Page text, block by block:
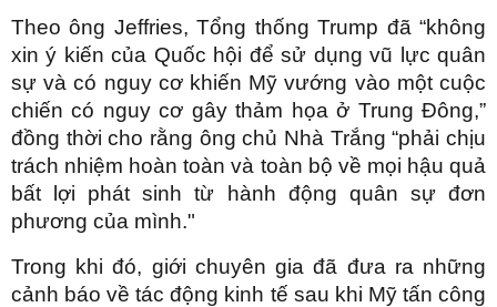
Theo ông Jeffries, Tổng thống Trump đã “không
xin ý kiến của Quốc hội để sử dụng vũ lực quân
sự và có nguy cơ khiến Mỹ vướng vào một cuộc
chiến có nguy cơ gây thảm họa ở Trung Đông,”
đồng thời cho rằng ông chủ Nhà Trắng “phải chịu
trách nhiệm hoàn toàn và toàn bộ về mọi hậu quả
bất lợi phát sinh từ hành động quân sự đơn
phương của mình."
Trong khi đó, giới chuyên gia đã đưa ra những
cảnh báo về tác động kinh tế sau khi Mỹ tấn công